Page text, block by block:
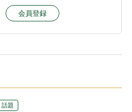
会員登録
話題